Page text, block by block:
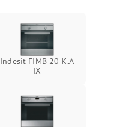
Indesit FIMB 20 K.A
IX